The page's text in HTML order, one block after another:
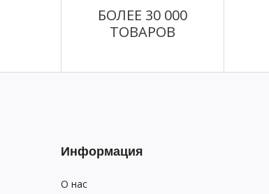
БОЛЕЕ 30 000
ТОВАРОВ
Информация
О нас